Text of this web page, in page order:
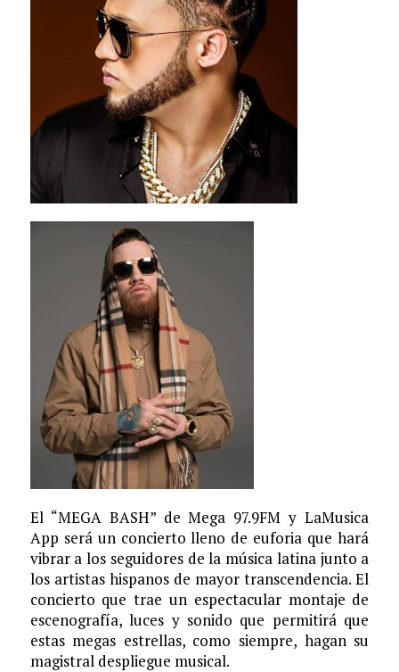
El “MEGA BASH” de Mega 97.9FM y LaMusica
App será un concierto lleno de euforia que hará
vibrar a los seguidores de la música latina junto a
los artistas hispanos de mayor transcendencia. El
concierto que trae un espectacular montaje de
escenografía, luces y sonido que permitirá que
estas megas estrellas, como siempre, hagan su
magistral despliegue musical.